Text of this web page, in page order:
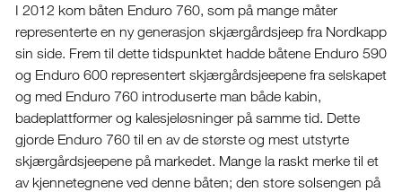
I 2012 kom båten Enduro 760, som på mange måter
representerte en ny generasjon skjærgårdsjeep fra Nordkapp
sin side. Frem til dette tidspunktet hadde båtene Enduro 590
og Enduro 600 representert skjærgårdsjeepene fra selskapet
og med Enduro 760 introduserte man både kabin,
badeplattformer og kalesjeløsninger på samme tid. Dette
gjorde Enduro 760 til en av de største og mest utstyrte
skjærgårdsjeepene på markedet. Mange la raskt merke til et
av kjennetegnene ved denne båten; den store solsengen på